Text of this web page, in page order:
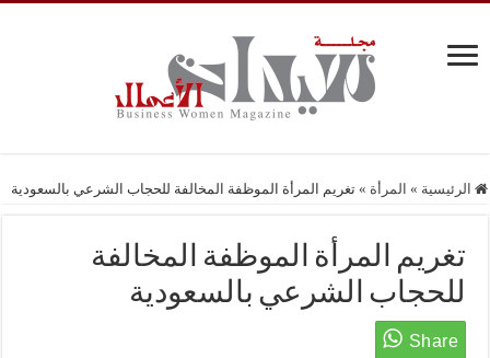
الرئيسية » المرأة » تغريم المرأة الموظفة المخالفة للحجاب الشرعي بالسعودية
تغريم المرأة الموظفة المخالفة
للحجاب الشرعي بالسعودية